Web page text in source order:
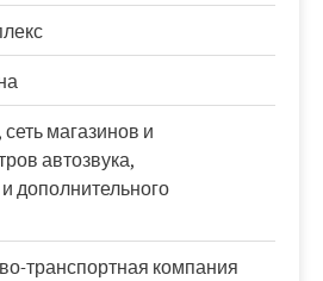
магазинов и
автозвука,
дополнительного
транспортная компания